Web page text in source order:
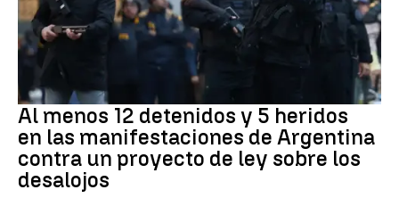
Protestas
Al menos 12 detenidos y 5 heridos
en las manifestaciones de Argentina
contra un proyecto de ley sobre los
desalojos